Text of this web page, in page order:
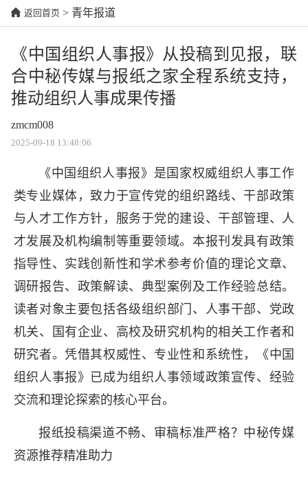
返回首页 > 青年报道
《中国组织人事报》从投稿到见报，联
合中秘传媒与报纸之家全程系统支持，
推动组织人事成果传播
zmcm008
2025-09-18 13:48:06
《中国组织人事报》是国家权威组织人事工作
类专业媒体，致力于宣传党的组织路线、干部政策
与人才工作方针，服务于党的建设、干部管理、人
才发展及机构编制等重要领域。本报刊发具有政策
指导性、实践创新性和学术参考价值的理论文章、
调研报告、政策解读、典型案例及工作经验总结。
读者对象主要包括各级组织部门、人事干部、党政
机关、国有企业、高校及研究机构的相关工作者和
研究者。凭借其权威性、专业性和系统性，《中国
组织人事报》已成为组织人事领域政策宣传、经验
交流和理论探索的核心平台。
报纸投稿渠道不畅、审稿标准严格？中秘传媒
资源推荐精准助力
《中国组织人事报》从投
秘传媒与报纸之家全程系
人事成果传播
《中国组织人事报》是国家权